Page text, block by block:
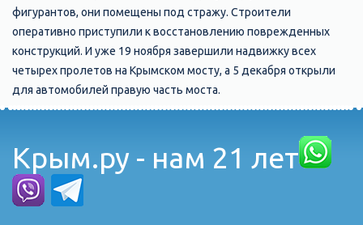
фигурантов, они помещены под стражу. Строители
оперативно приступили к восстановлению поврежденных
конструкций. И уже 19 ноября завершили надвижку всех
четырех пролетов на Крымском мосту, а 5 декабря открыли
для автомобилей правую часть моста.
Крым.ру - нам 21 лет